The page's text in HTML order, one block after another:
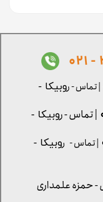
| تماس - روبیکا -
- حمزه علمداری
| تماس - روبیکا -
| تماس - روبیکا -